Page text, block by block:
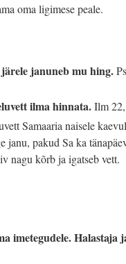
oma ligimese peale.
januneb mu hing.
ilma hinnata.Ilm
Samaaria naisele
janu, pakud Sa ka
nagu kõrb ja igatseb vett.
imetegudele. Halastaja